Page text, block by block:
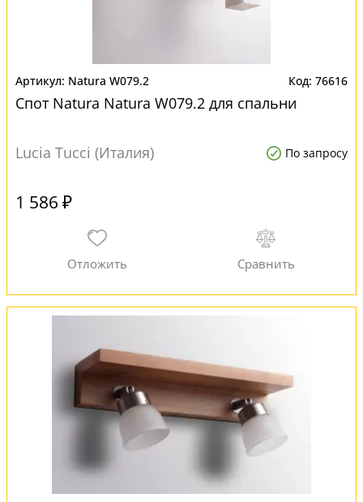
Natura W079.2 76616
Спот Natura Natura W079.2 для спальни
Lucia Tucci (Италия) По запросу
1 586 ₽